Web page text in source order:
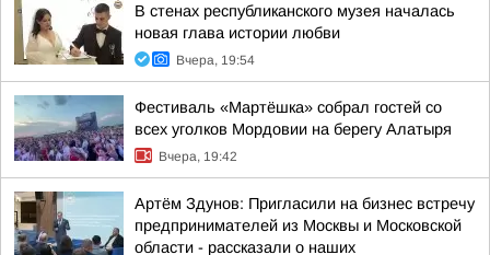
В стенах республиканского музея началась
новая глава истории любви
Вчера, 19:54
Фестиваль «Мартёшка» собрал гостей со
всех уголков Мордовии на берегу Алатыря
Вчера, 19:42
Артём Здунов: Пригласили на бизнес встречу
предпринимателей из Москвы и Московской
области - рассказали о наших